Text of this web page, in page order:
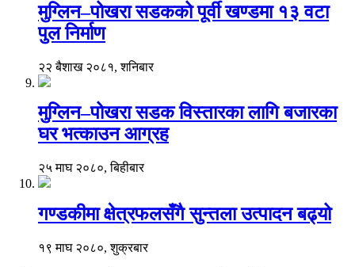
मुग्लिन–पोखरा सडकको पूर्वी खण्डमा १३ वटा
पुल निर्माण
२२ बैशाख २०८१, शनिबार
मुग्लिन–पोखरा सडक विस्तारका लागि बजारका
घर भत्काउन आग्रह
२५ माघ २०८०, बिहीबार
गण्डकीमा क्षेत्रफलसँगै सुन्तला उत्पादन बढ्यो
१९ माघ २०८०, शुक्रबार